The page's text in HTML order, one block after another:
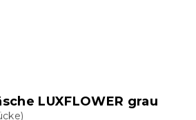
LUXFLOWER grau